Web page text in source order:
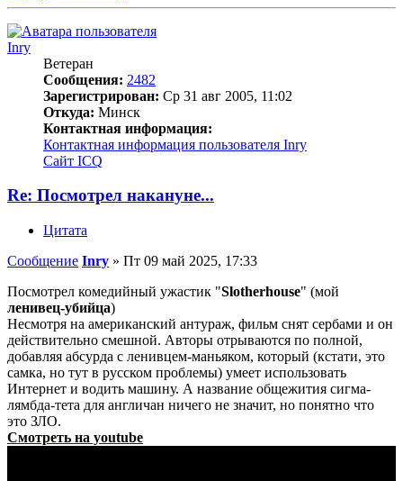
Inry
Ветеран
Сообщения: 2482
Зарегистрирован: Ср 31 авг 2005, 11:02
Откуда: Минск
Контактная информация:
Контактная информация пользователя Inry
Сайт ICQ
Re: Посмотрел накануне...
Цитата
Сообщение Inry » Пт 09 май 2025, 17:33
Посмотрел комедийный ужастик "Slotherhouse" (мой
ленивец-убийца)
Несмотря на американский антураж, фильм снят сербами и он
действительно смешной. Авторы отрываются по полной,
добавляя абсурда с ленивцем-маньяком, который (кстати, это
самка, но тут в русском проблемы) умеет использовать
Интернет и водить машину. А название общежития сигма-
лямбда-тета для англичан ничего не значит, но понятно что
это ЗЛО.
Смотреть на youtube